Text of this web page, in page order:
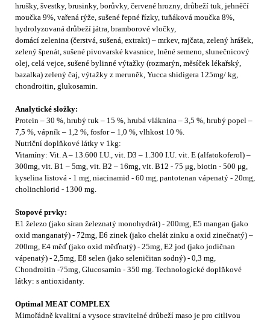
hrušky, švestky, brusinky, borůvky, červené hrozny, drůbeží tuk, jehněčí
moučka 9%, vařená rýže, sušené řepné řízky, tuňáková moučka 8%,
hydrolyzovaná drůbeží játra, bramborové vločky,
domácí zelenina (čerstvá, sušená, extrakt) – mrkev, rajčata, zelený hrášek,
zelený špenát, sušené pivovarské kvasnice, lněné semeno, slunečnicový
olej, celá vejce, sušené bylinné výtažky (rozmarýn, měsíček lékařský,
bazalka) zelený čaj, výtažky z meruněk, Yucca shidigera 125mg/ kg,
chondroitin, glukosamin.
Analytické složky:
Protein – 30 %, hrubý tuk – 15 %, hrubá vláknina – 3,5 %, hrubý popel –
7,5 %, vápník – 1,2 %, fosfor – 1,0 %, vlhkost 10 %.
Nutriční doplňkové látky v 1kg:
Vitamíny: Vit. A – 13.600 I.U., vit. D3 – 1.300 I.U. vit. E (alfatokoferol) –
300mg, vit. B1 – 5mg, vit. B2 – 16mg, vit. B12 - 75 μg, biotin - 500 μg,
kyselina listová - 1 mg, niacinamid - 60 mg, pantotenan vápenatý - 20mg,
cholinchlorid - 1300 mg.
Stopové prvky:
E1 železo (jako síran železnatý monohydrát) - 200mg, E5 mangan (jako
oxid manganatý) - 72mg, E6 zinek (jako chelát zinku a oxid zinečnatý) –
200mg, E4 měď (jako oxid měďnatý) - 25mg, E2 jod (jako jodičnan
vápenatý) - 2,5mg, E8 selen (jako seleničitan sodný) - 0,3 mg,
Chondroitin -75mg, Glucosamin - 350 mg. Technologické doplňkové
látky: s antioxidanty.
Optimal MEAT COMPLEX
Mimořádně kvalitní a vysoce stravitelné drůbeží maso je pro citlivou